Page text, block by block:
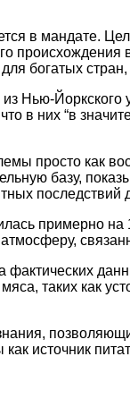
в мандате.
богатых
Нью-
в них “в
просто
базу,
последствий
примерно на
фактических
таких как
источник